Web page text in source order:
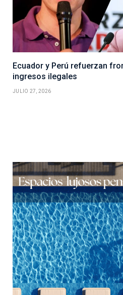
Ecuador y Perú refuerzan
ingresos ilegales
JULIO 27, 2026